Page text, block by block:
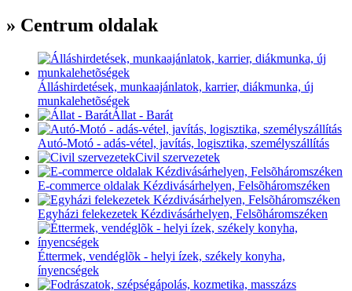
» Centrum oldalak
Álláshirdetések, munkaajánlatok, karrier, diákmunka, új
munkalehetõségek
Állat - Barát
Autó-Motó - adás-vétel, javítás, logisztika, személyszállítás
Civil szervezetek
E-commerce oldalak Kézdivásárhelyen, Felsõháromszéken
Egyházi felekezetek Kézdivásárhelyen, Felsõháromszéken
Éttermek, vendéglõk - helyi ízek, székely konyha,
ínyencségek